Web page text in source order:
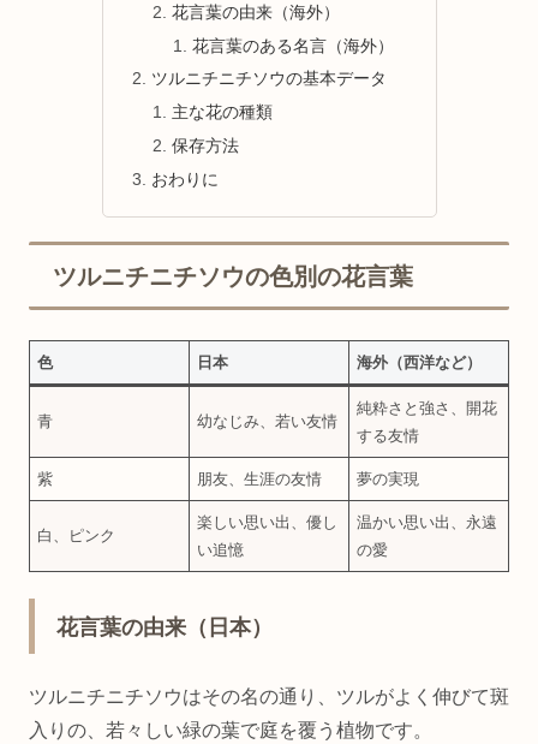
花言葉の由来（海外）
花言葉のある名言（海外）
ツルニチニチソウの基本データ
主な花の種類
保存方法
おわりに
ツルニチニチソウの色別の花言葉
色 日本 海外（西洋など）
青 幼なじみ、若い友情
純粋さと強さ、開花
する友情
紫 朋友、生涯の友情 夢の実現
白、ピンク
楽しい思い出、優し
い追憶
温かい思い出、永遠
の愛
花言葉の由来（日本）
ツルニチニチソウはその名の通り、ツルがよく伸びて斑
入りの、若々しい緑の葉で庭を覆う植物です。